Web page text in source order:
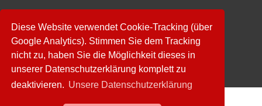
Diese Website verwendet Cookie-Tracking (über
Google Analytics). Stimmen Sie dem Tracking
nicht zu, haben Sie die Möglichkeit dieses in
unserer Datenschutzerklärung komplett zu
deaktivieren. Unsere Datenschutzerklärung